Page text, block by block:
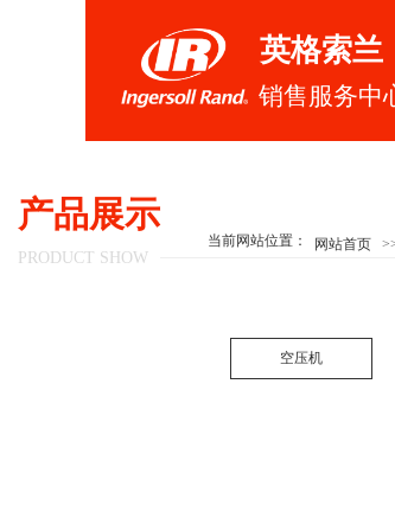
销售服务中
英格索兰
产品展示
当前网站位置： 网站首页
PRODUCT SHOW
空压机